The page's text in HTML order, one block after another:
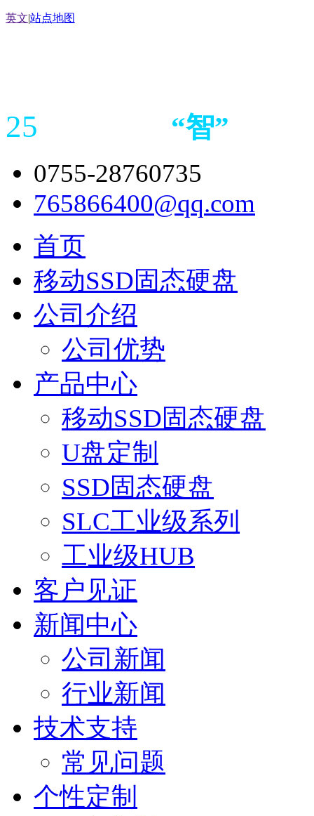
英文|站点地图
25 “智”
0755-28760735
765866400@qq.com
首页
移动SSD固态硬盘
公司介绍
公司优势
产品中心
移动SSD固态硬盘
U盘定制
SSD固态硬盘
SLC工业级系列
工业级HUB
客户见证
新闻中心
公司新闻
行业新闻
技术支持
常见问题
个性定制